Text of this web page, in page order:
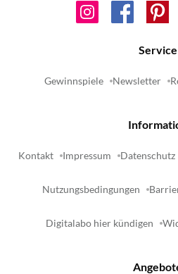
Service
Gewinnspiele Newsletter
Kontakt Impressum Datenschutz
Nutzungsbedingungen
Digitalabo hier kündigen